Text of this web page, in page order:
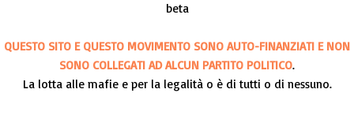
beta
QUESTO SITO E QUESTO MOVIMENTO SONO AUTO-FINANZIATI E NON
SONO COLLEGATI AD ALCUN PARTITO POLITICO.
La lotta alle mafie e per la legalità o è di tutti o di nessuno.